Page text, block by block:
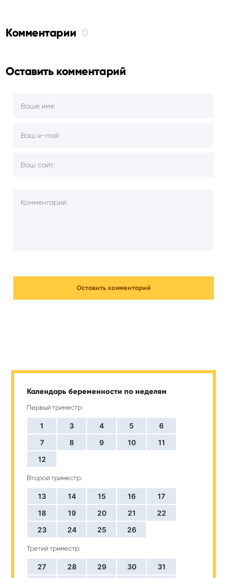
Комментарии 0
Оставить комментарий
Календарь беременности по неделям
Первый триместр:
1 3 4 5
6
7
8 9 10
11
12
Второй триместр:
13 14 15 16
17
18
19 20 21
22
23
24 25 26
Третий триместр:
27 28 29 30
31